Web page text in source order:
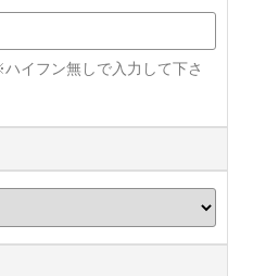
フン無しで入力して下さ